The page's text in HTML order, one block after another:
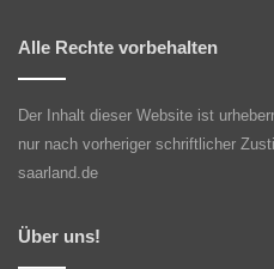
Alle Rechte vorbehalten
Der Inhalt dieser Website ist
nur nach vorheriger schriftlicher
saarland.de
Über uns!